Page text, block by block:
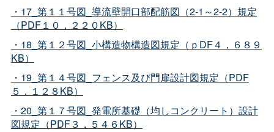
・17_第１１号図_導流壁開口部配筋図（2-1～2-2）規定
（PDF１０，２２０KB）
・18_第１２号図_小構造物構造図規定（ｐDF４，６８９
KB）
・19_第１４号図_フェンス及び門扉設計図規定（PDF
５，１２８KB）
・20_第１７号図_発電所基礎（均しコンクリート）設計
図規定（PDF３，５４６KB）